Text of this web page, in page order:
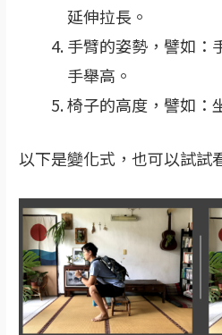
延伸拉長。
手臂的姿勢，譬如：
手舉高。
椅子的高度，譬如：
以下是變化式，也可以試試